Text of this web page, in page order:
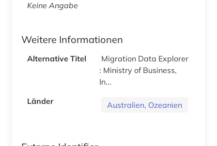
Keine Angabe
Weitere Informationen
Alternative Titel
Migration Data Explorer
: Ministry of Business,
In...
Länder
Australien, Ozeanien